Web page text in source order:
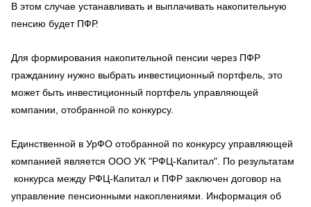
В этом случае устанавливать и выплачивать накопительную
пенсию будет ПФР.
Для формирования накопительной пенсии через ПФР
гражданину нужно выбрать инвестиционный портфель, это
может быть инвестиционный портфель управляющей
компании, отобранной по конкурсу.
Единственной в УрФО отобранной по конкурсу управляющей
компанией является ООО УК "РФЦ-Капитал". По результатам
конкурса между РФЦ-Капитал и ПФР заключен договор на
управление пенсионными накоплениями. Информация об